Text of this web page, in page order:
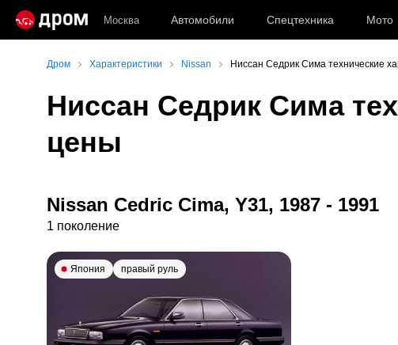
Москва Автомобили Спецтехника Мото
Дром Характеристики Nissan Ниссан Седрик Сима технические
Ниссан Седрик Сима
цены
Nissan Cedric Cima, Y31, 1987 - 1991
1 поколение
Япония правый руль